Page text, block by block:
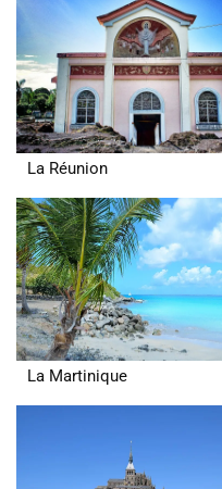
La Réunion
La Martinique